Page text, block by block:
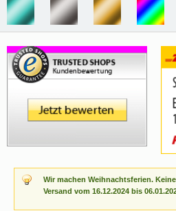
Wir machen Weihnachtsferien.
Versand vom 16.12.2024 bis